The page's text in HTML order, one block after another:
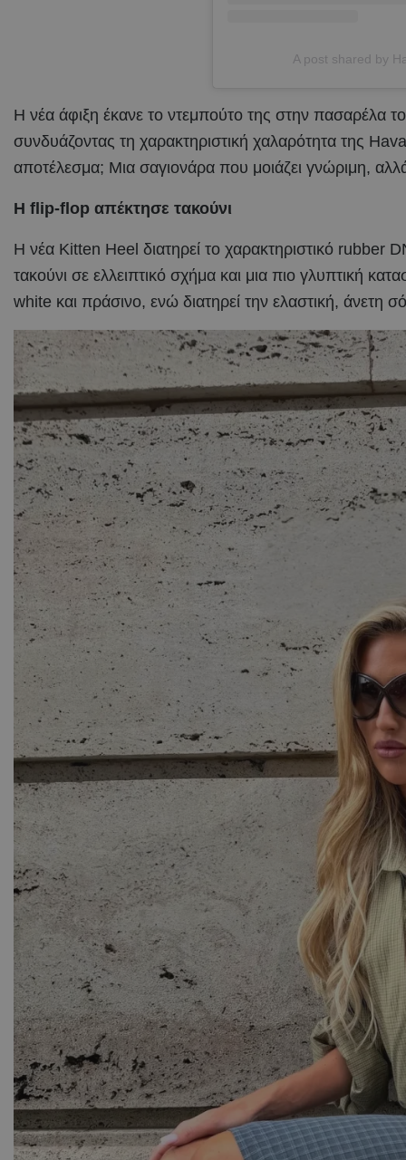
A post shared by
Η νέα άφιξη έκανε το ντεμπούτο της στην πασαρέλα
συνδυάζοντας τη χαρακτηριστική χαλαρότητα της
αποτέλεσμα; Μια σαγιονάρα που μοιάζει γνώριμη,
Η flip-flop απέκτησε τακούνι
Η νέα Kitten Heel διατηρεί το χαρακτηριστικό
τακούνι σε ελλειπτικό σχήμα και μια πιο γλυπτική
white και πράσινο, ενώ διατηρεί την ελαστική,